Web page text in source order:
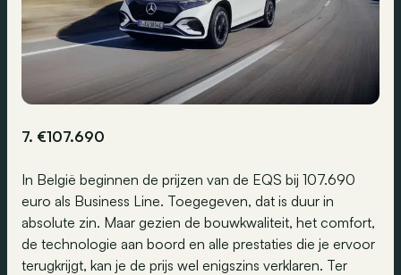
7. €107.690
In België beginnen de prijzen van de EQS bij 107.690
euro als Business Line. Toegegeven, dat is duur in
absolute zin. Maar gezien de bouwkwaliteit, het comfort,
de technologie aan boord en alle prestaties die je ervoor
terugkrijgt, kan je de prijs wel enigszins verklaren. Ter